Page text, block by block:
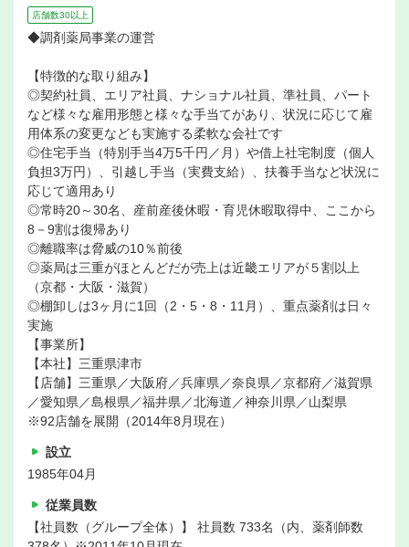
店舗数30以上
◆調剤薬局事業の運営
【特徴的な取り組み】
◎契約社員、エリア社員、ナショナル社員、準社員、パート
など様々な雇用形態と様々な手当てがあり、状況に応じて雇
用体系の変更なども実施する柔軟な会社です
◎住宅手当（特別手当4万5千円／月）や借上社宅制度（個人
負担3万円）、引越し手当（実費支給）、扶養手当など状況に
応じて適用あり
◎常時20～30名、産前産後休暇・育児休暇取得中、ここから
8－9割は復帰あり
◎離職率は脅威の10％前後
◎薬局は三重がほとんどだが売上は近畿エリアが５割以上
（京都・大阪・滋賀）
◎棚卸しは3ヶ月に1回（2・5・8・11月）、重点薬剤は日々
実施
【事業所】
【本社】三重県津市
【店舗】三重県／大阪府／兵庫県／奈良県／京都府／滋賀県
／愛知県／島根県／福井県／北海道／神奈川県／山梨県
※92店舗を展開（2014年8月現在）
設立
1985年04月
従業員数
【社員数（グループ全体）】 社員数 733名（内、薬剤師数